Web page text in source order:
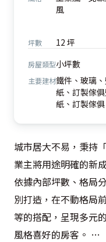
風
坪數 12 坪
房屋類型小坪數
主要建材鐵件、玻璃
紙、訂製傢
紙、訂製傢俱
城市居大不易，秉持
業主將用途明確的新
依據內部坪數、格局
別打造，在不動格局
等的搭配，呈現多元
風格喜好的房客。